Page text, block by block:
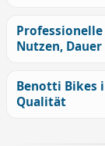
Nutzen, Dauer
Benotti Bikes
Qualität